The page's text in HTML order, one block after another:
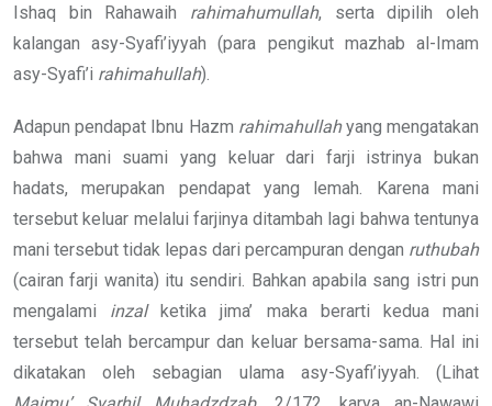
Ishaq bin Rahawaih rahimahumullah, serta dipilih oleh
kalangan asy-Syafi’iyyah (para pengikut mazhab al-Imam
asy-Syafi’i rahimahullah).
Adapun pendapat Ibnu Hazm rahimahullahyang mengatakan
bahwa mani suami yang keluar dari farji istrinya bukan
hadats, merupakan pendapat yang lemah. Karena mani
tersebut keluar melalui farjinya ditambah lagi bahwa tentunya
mani tersebut tidak lepas dari percampuran dengan ruthubah
(cairan farji wanita) itu sendiri. Bahkan apabila sang istri pun
mengalami inzalketika jima’ maka berarti kedua mani
tersebut telah bercampur dan keluar bersama-sama. Hal ini
dikatakan oleh sebagian ulama asy-Syafi’iyyah. (Lihat